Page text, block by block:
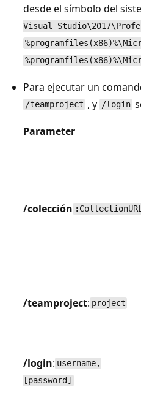
desde el símbolo del
Visual
Para ejecutar un
/teamproject , y /login
Parameter
/colección
/teamproject: project
/login: username,
[password]